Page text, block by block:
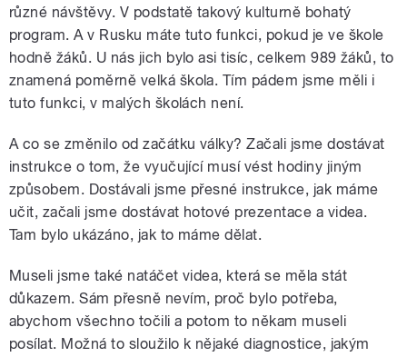
různé návštěvy. V podstatě takový kulturně bohatý
program. A v Rusku máte tuto funkci, pokud je ve škole
hodně žáků. U nás jich bylo asi tisíc, celkem 989 žáků, to
znamená poměrně velká škola. Tím pádem jsme měli i
tuto funkci, v malých školách není.
A co se změnilo od začátku války? Začali jsme dostávat
instrukce o tom, že vyučující musí vést hodiny jiným
způsobem. Dostávali jsme přesné instrukce, jak máme
učit, začali jsme dostávat hotové prezentace a videa.
Tam bylo ukázáno, jak to máme dělat.
Museli jsme také natáčet videa, která se měla stát
důkazem. Sám přesně nevím, proč bylo potřeba,
abychom všechno točili a potom to někam museli
posílat. Možná to sloužilo k nějaké diagnostice, jakým